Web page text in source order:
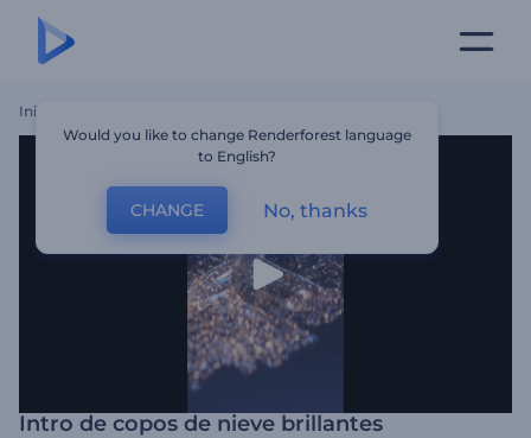
Inicio
Intro de copos de nieve brillantes
Would you like to change Renderforest language
to English?
CHANGE No, thanks